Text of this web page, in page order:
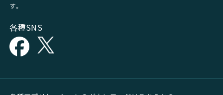
す。
各種SNS